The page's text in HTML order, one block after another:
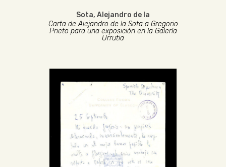
Sota, Alejandro de la
Carta de Alejandro de la Sota a Gregorio
Prieto para una exposición en la Galería
Urrutia